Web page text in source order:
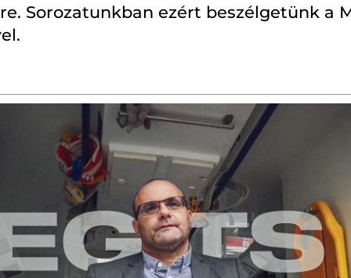
Sorozatunkban ezért beszélgetünk a